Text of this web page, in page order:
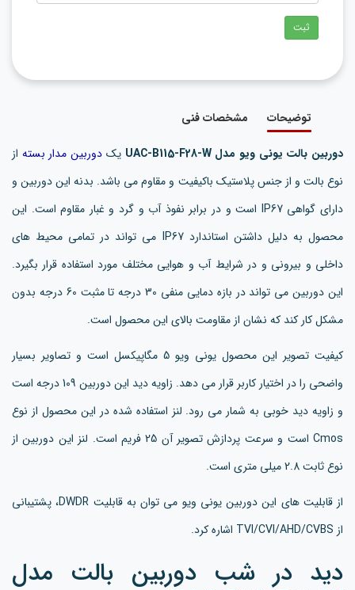
ثبت
توضیحات مشخصات فنی
دوربین بالت یونی ویو مدل UAC-B115-F28-W یک دوربین مدار بسته از
نوع بالت و از جنس پلاستیک باکیفیت و مقاوم می باشد. بدنه این دوربین و
دارای گواهی IP67 است و در برابر نفوذ آب و گرد و غبار مقاوم است. این
محصول به دلیل داشتن استاندارد IP67 می تواند در تمامی محیط های
داخلی و بیرونی و در شرایط آب و هوایی مختلف مورد استفاده قرار بگیرد.
این دوربین می تواند در بازه دمایی منفی 30 درجه تا مثبت 60 درجه بدون
مشکل کار کند که نشان از مقاومت بالای این محصول است.
کیفیت تصویر این محصول یونی ویو 5 مگاپیکسل است و تصاویر بسیار
واضحی را در اختیار کاربر قرار می دهد. زاویه دید این دوربین 109 درجه است
و زاویه دید خوبی به شمار می رود. لنز استفاده شده در این محصول از نوع
Cmos است و سرعت پردازش تصویر آن 25 فریم است. لنز این دوربین از
نوع ثابت 2.8 میلی متری است.
از قابلیت های این دوربین یونی ویو می توان به قابلیت DWDR، پشتیبانی
از TVI/CVI/AHD/CVBS اشاره کرد.
دید در شب دوربین بالت مدل